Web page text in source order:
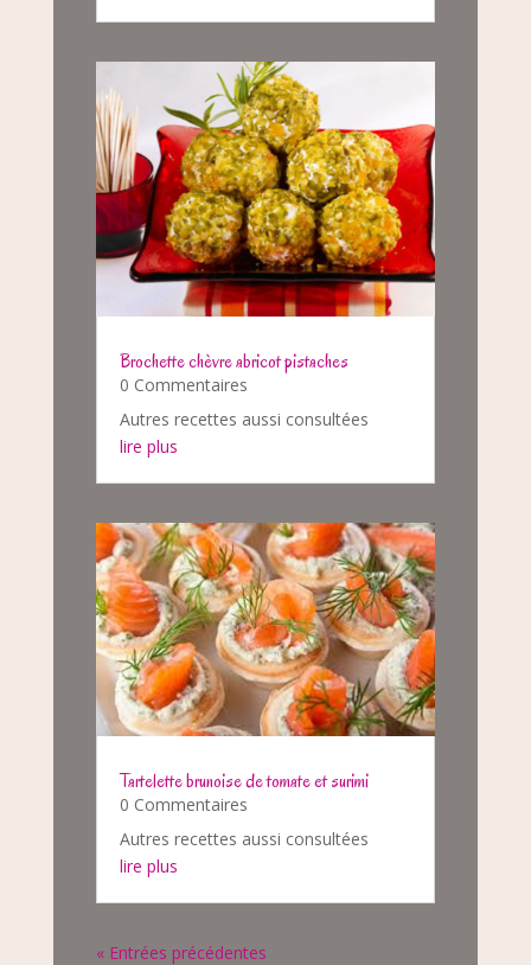
Brochette chèvre abricot pistaches
0 Commentaires
Autres recettes aussi consultées
lire plus
Tartelette brunoise de tomate et surimi
0 Commentaires
Autres recettes aussi consultées
lire plus
« Entrées précédentes